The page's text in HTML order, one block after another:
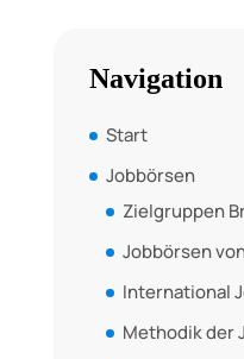
Navigation
Start
Jobbörsen
Zielgruppen
Jobbörsen
International
Methodik der